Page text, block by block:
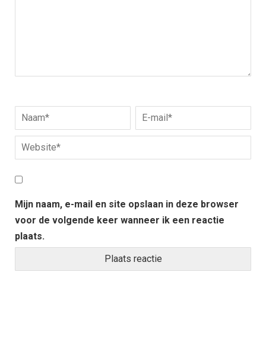
Mijn naam, e-mail en site opslaan in deze browser
voor de volgende keer wanneer ik een reactie
plaats.